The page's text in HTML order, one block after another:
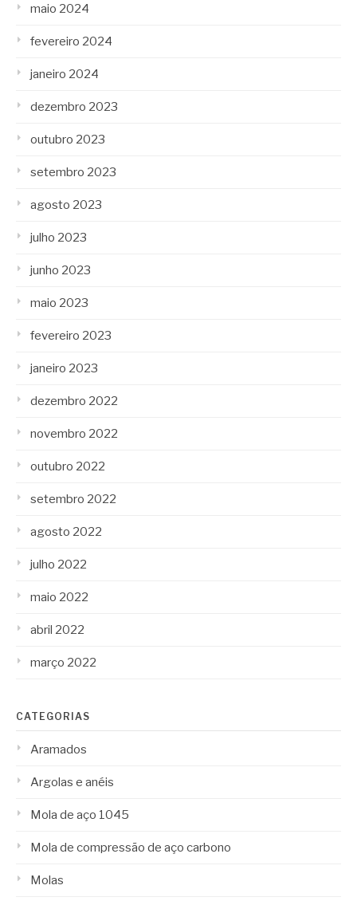
maio 2024
fevereiro 2024
janeiro 2024
dezembro 2023
outubro 2023
setembro 2023
agosto 2023
julho 2023
junho 2023
maio 2023
fevereiro 2023
janeiro 2023
dezembro 2022
novembro 2022
outubro 2022
setembro 2022
agosto 2022
julho 2022
maio 2022
abril 2022
março 2022
CATEGORIAS
Aramados
Argolas e anéis
Mola de aço 1045
Mola de compressão de aço carbono
Molas